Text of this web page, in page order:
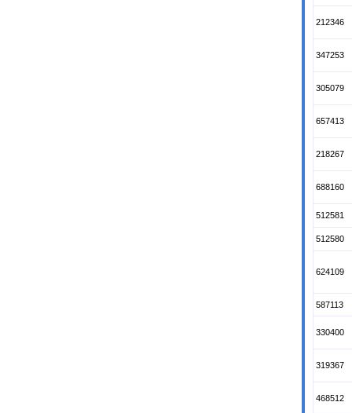
212346
347253
305079
657413
218267
688160
512581
512580
624109
587113
330400
319367
468512